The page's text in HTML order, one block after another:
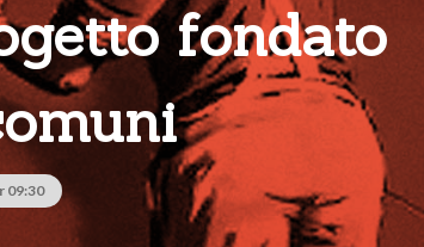
fondato
09:30